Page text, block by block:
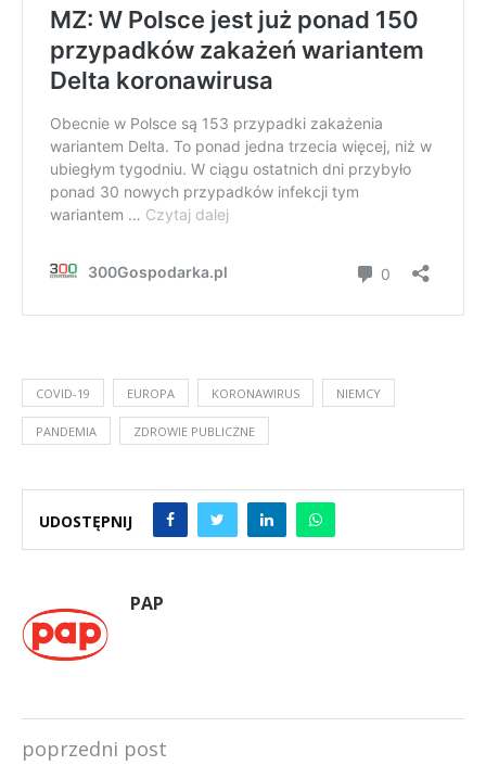
COVID-19 EUROPA KORONAWIRUS NIEMCY
PANDEMIA ZDROWIE PUBLICZNE
UDOSTĘPNIJ
PAP
poprzedni post